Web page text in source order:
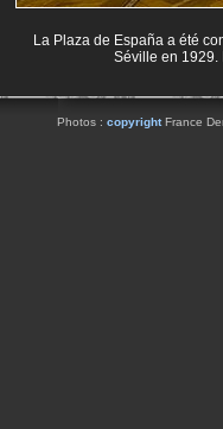
La Plaza de España a été
Séville en 1929.
Photos : copyrightFrance